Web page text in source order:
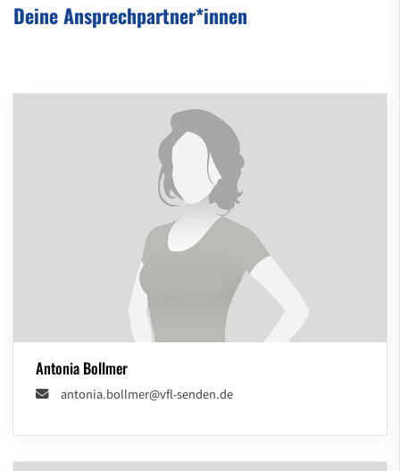
Deine Ansprechpartner*innen
Antonia Bollmer
antonia.bollmer@vfl-senden.de